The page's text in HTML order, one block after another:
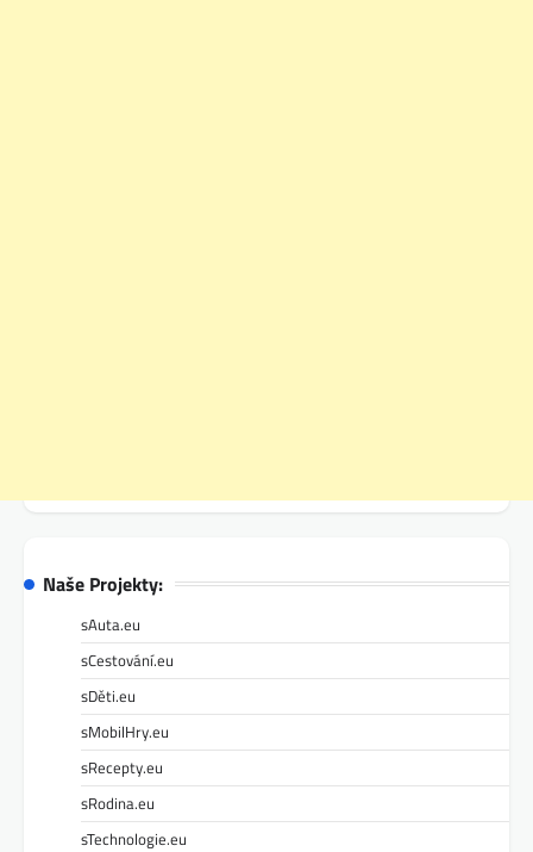
Naše Projekty:
sAuta.eu
sCestování.eu
sDěti.eu
sMobilHry.eu
sRecepty.eu
sRodina.eu
sTechnologie.eu